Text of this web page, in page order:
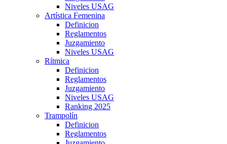
Niveles USAG
Artística Femenina
Definicion
Reglamentos
Juzgamiento
Niveles USAG
Rítmica
Definicion
Reglamentos
Juzgamiento
Niveles USAG
Ranking 2025
Trampolín
Definicion
Reglamentos